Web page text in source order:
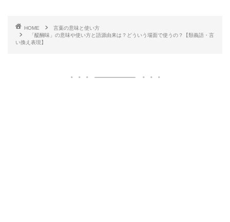
HOME
言葉の意味と使い方
「醍醐味」の意味や使い方と語源由来は？どういう場面で使うの？【類義語・言
い換え表現】